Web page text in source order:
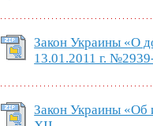
Закон Украины «О
13.01.2011 г.
Закон Украины «Об